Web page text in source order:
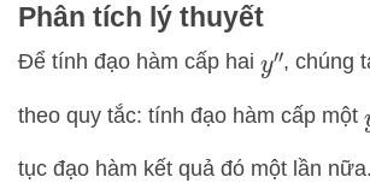
Phân tích lý thuyết
Để tính đạo hàm cấp hai y″, chúng
theo quy tắc: tính đạo hàm cấp một
tục đạo hàm kết quả đó một lần